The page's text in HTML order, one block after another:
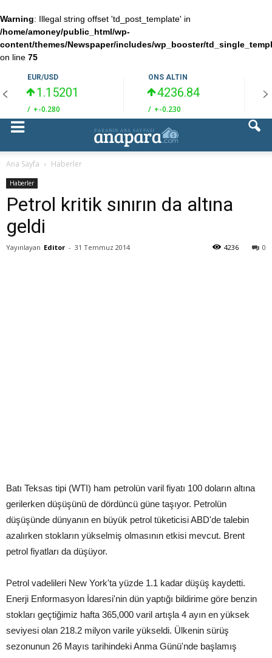
Warning: Illegal string offset 'td_post_template' in
/home/amoney/public_html/wp-
content/themes/Newspaper/includes/wp_booster/
on line 75
EUR/USD
1.15201
/ +-0.280
ONS ALTIN
4236.84
/ +-0.230
Ana Sayfa Haberler
Haberler
Petrol kritik sınırın da altına
geldi
Yayınlayan Editor - 31 Temmuz 2014 0
4236
Batı Teksas tipi (WTI) ham petrolün varil fiyatı 100 doların altına
gerilerken düşüşünü de dördüncü güne taşıyor. Petrolün
düşüşünde dünyanın en büyük petrol tüketicisi ABD'de talebin
azalırken stokların yükselmiş olmasının etkisi mevcut. Brent
petrol fiyatları da düşüyor.
Petrol vadelileri New York'ta yüzde 1.1 kadar düşüş kaydetti.
Enerji Enformasyon İdaresi'nin dün yaptığı bildirime göre benzin
stokları geçtiğimiz hafta 365,000 varil artışla 4 ayın en yüksek
seviyesi olan 218.2 milyon varile yükseldi. Ülkenin sürüş
sezonunun 26 Mayıs tarihindeki Anma Günü'nde başlamış